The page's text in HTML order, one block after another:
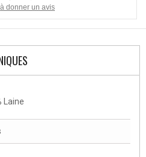
à donner un avis
Laine